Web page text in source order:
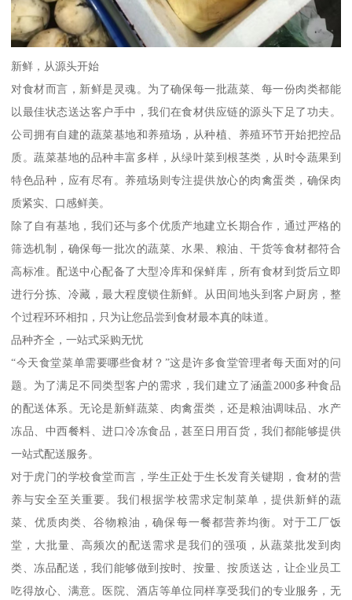
新鲜，从源头开始
对食材而言，新鲜是灵魂。为了确保每一批蔬菜、每一份肉类都能
以最佳状态送达客户手中，我们在食材供应链的源头下足了功夫。
公司拥有自建的蔬菜基地和养殖场，从种植、养殖环节开始把控品
质。蔬菜基地的品种丰富多样，从绿叶菜到根茎类，从时令蔬果到
特色品种，应有尽有。养殖场则专注提供放心的肉禽蛋类，确保肉
质紧实、口感鲜美。
除了自有基地，我们还与多个优质产地建立长期合作，通过严格的
筛选机制，确保每一批次的蔬菜、水果、粮油、干货等食材都符合
高标准。配送中心配备了大型冷库和保鲜库，所有食材到货后立即
进行分拣、冷藏，最大程度锁住新鲜。从田间地头到客户厨房，整
个过程环环相扣，只为让您品尝到食材最本真的味道。
品种齐全，一站式采购无忧
“今天食堂菜单需要哪些食材？”这是许多食堂管理者每天面对的问
题。为了满足不同类型客户的需求，我们建立了涵盖2000多种食品
的配送体系。无论是新鲜蔬菜、肉禽蛋类，还是粮油调味品、水产
冻品、中西餐料、进口冷冻食品，甚至日用百货，我们都能够提供
一站式配送服务。
对于虎门的学校食堂而言，学生正处于生长发育关键期，食材的营
养与安全至关重要。我们根据学校需求定制菜单，提供新鲜的蔬
菜、优质肉类、谷物粮油，确保每一餐都营养均衡。对于工厂饭
堂，大批量、高频次的配送需求是我们的强项，从蔬菜批发到肉
类、冻品配送，我们能够做到按时、按量、按质送达，让企业员工
吃得放心、满意。医院、酒店等单位同样享受我们的专业服务，无